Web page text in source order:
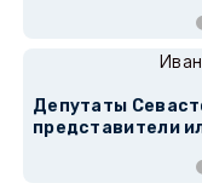
Депутаты
представители